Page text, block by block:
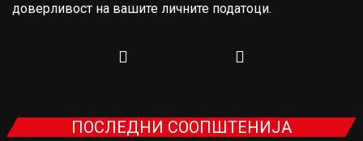
доверливост на вашите личните податоци.
ПОСЛЕДНИ СООПШТЕНИЈА